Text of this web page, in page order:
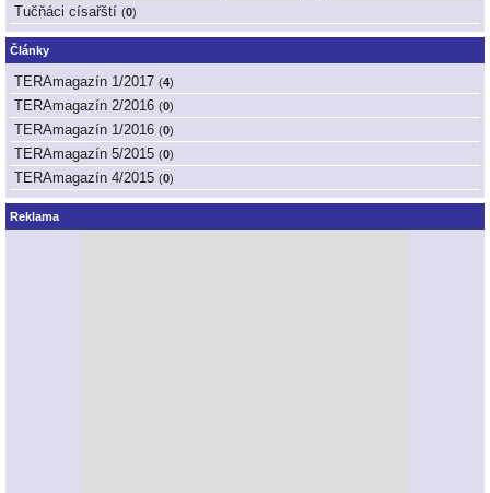
Tučňáci císařští (0)
Články
TERAmagazín 1/2017 (4)
TERAmagazín 2/2016 (0)
TERAmagazín 1/2016 (0)
TERAmagazín 5/2015 (0)
TERAmagazín 4/2015 (0)
Reklama